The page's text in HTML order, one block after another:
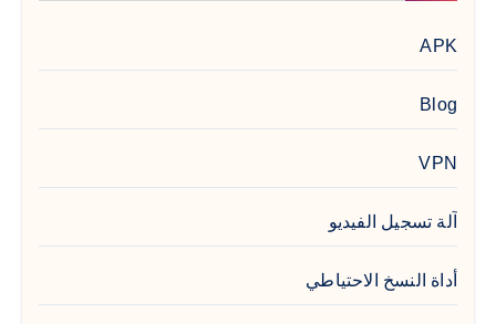
APK
Blog
VPN
آلة تسجيل الفيديو
أداة النسخ الاحتياطي